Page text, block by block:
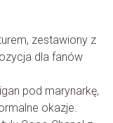
zestawiony z
dla fanów
pod marynarkę,
okazje.